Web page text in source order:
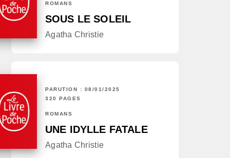
ROMANS
SOUS LE SOLEIL
Agatha Christie
PARUTION : 08/01/2025
320 PAGES
ROMANS
UNE IDYLLE FATALE
Agatha Christie